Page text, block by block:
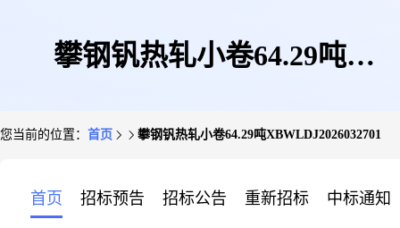
攀钢钒热轧小卷64.29吨
您当前的位置： 首页 攀钢钒热轧小卷64.29吨XBWLDJ2026032701
首页 招标预告 招标公告 重新招标 中标通知